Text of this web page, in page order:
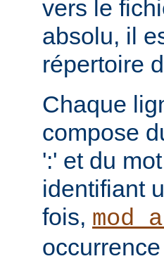
vers le
absolu, il
répertoire
Chaque
compose
':' et du
identifiant
fois,